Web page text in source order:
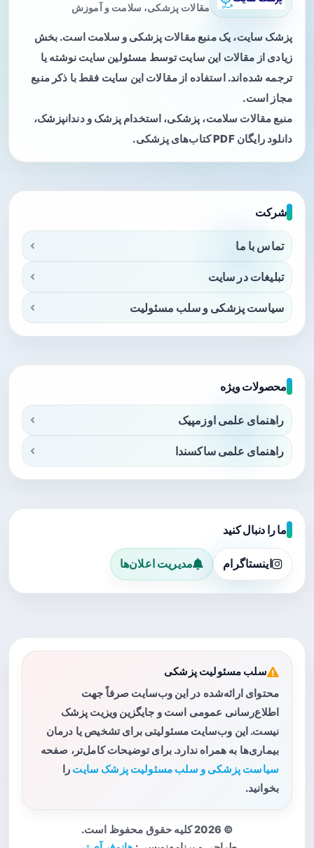
مقالات پزشکی، سلامت و آموزش
پزشک سایت، یک منبع مقالات پزشکی و سلامت است. بخش
زیادی از مقالات این سایت توسط مسئولین سایت نوشته یا
ترجمه شده‌اند. استفاده از مقالات این سایت فقط با ذکر منبع
مجاز است.
منبع مقالات سلامت، پزشکی، استخدام پزشک و دندانپزشک،
دانلود رایگان PDF کتاب‌های پزشکی.
شرکت
تماس با ما
تبلیغات در سایت
سیاست پزشکی و سلب مسئولیت
محصولات ویژه
راهنمای علمی اوزمپیک
راهنمای علمی ساکسندا
ما را دنبال کنید
اینستاگرام مدیریت اعلان‌ها
سلب مسئولیت پزشکی
محتوای ارائه‌شده در این وب‌سایت صرفاً جهت
اطلاع‌رسانی عمومی است و جایگزین ویزیت پزشک
نیست. این وب‌سایت مسئولیتی برای تشخیص یا درمان
بیماری‌ها به همراه ندارد. برای توضیحات کامل‌تر، صفحه
سیاست پزشکی و سلب مسئولیت پزشک سایت را
بخوانید.
© 2026 کلیه حقوق محفوظ است.